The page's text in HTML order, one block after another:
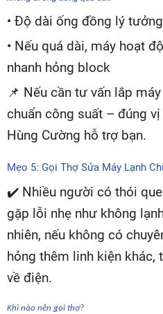
• Độ dài ống đồng lý
• Nếu quá dài, máy hoạt
nhanh hỏng block
📌 Nếu cần tư vấn lắp
chuẩn công suất – đúng vị
Hùng Cường hỗ trợ bạn.
Mẹo 5: Gọi Thợ Sửa Máy Lạnh
✔️ Nhiều người có thói
gặp lỗi nhẹ như không
nhiên, nếu không có
hỏng thêm linh kiện khác,
về điện.
Khi nào nên gọi thợ?